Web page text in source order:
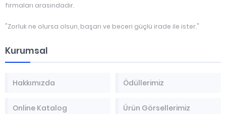
firmaları arasındadır.
"Zorluk ne olursa olsun, başarı ve beceri güçlü irade ile ister."
Kurumsal
Hakkımızda Ödüllerimiz
Online Katalog Ürün Görsellerimiz